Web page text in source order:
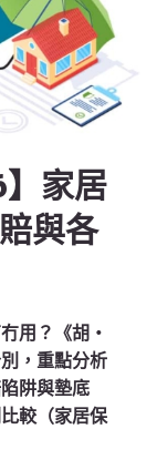
】家居
與各
用？《胡‧
，重點分析
阱與墊底
較（家居保